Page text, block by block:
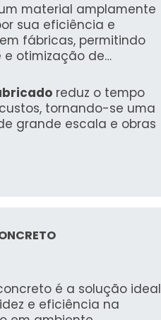
material amplamente
sua eficiência e
fábricas, permitindo
otimização de
reduz o tempo
tornando-se uma
grande escala e obras
é a solução ideal
e eficiência na